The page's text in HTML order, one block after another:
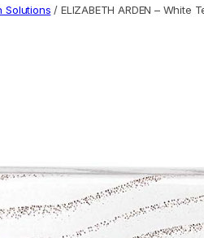
Solutions / ELIZABETH ARDEN – White